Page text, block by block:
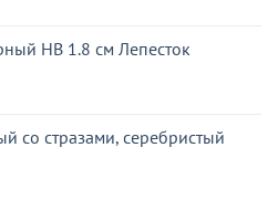
HB 1.8 см Лепесток
со стразами, серебристый